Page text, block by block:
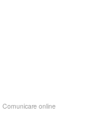
Comunicare online